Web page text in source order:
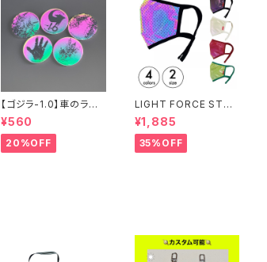
【ゴジラ-1.0】車のライト
で光る！缶バッジ
¥560
20%OFF
LIGHT FORCE STOR
Eセレクト オーロラリ
フレクターマウスカバー
¥1,885
35%OFF